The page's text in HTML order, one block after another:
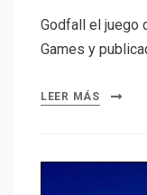
Godfall el juego
Games y
LEER MÁS